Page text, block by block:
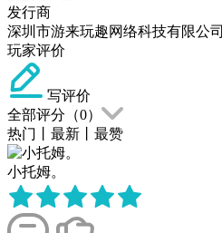
发行商
深圳市游来玩趣网络科技有限公司
玩家评价
写评价
全部评分（0）
热门
最新 最赞
小托姆。